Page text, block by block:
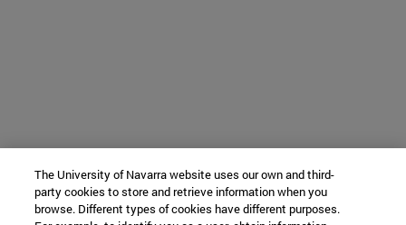
The University of Navarra website uses our own and third-
party cookies to store and retrieve information when you
browse. Different types of cookies have different purposes.